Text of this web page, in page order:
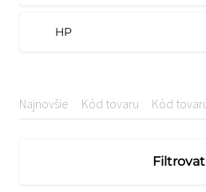
HP
Najnovšie Kód tovaru Kód
Filtrovat